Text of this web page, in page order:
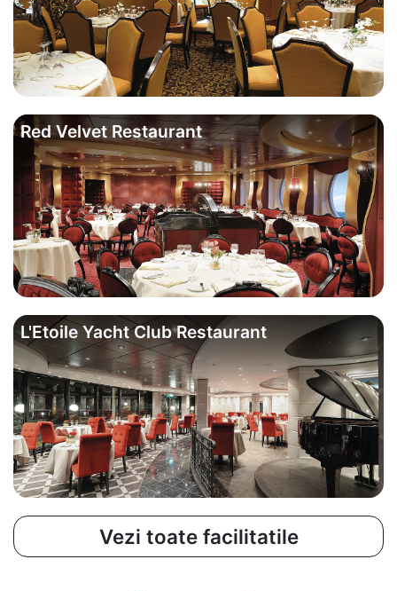
Red Velvet Restaurant
L'Etoile Yacht Club Restaurant
Vezi toate facilitatile